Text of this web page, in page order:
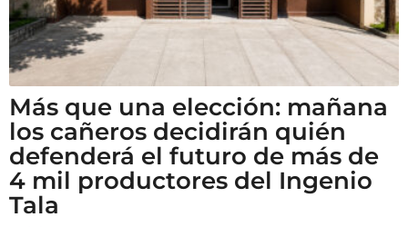
Más que una elección: mañana
los cañeros decidirán quién
defenderá el futuro de más de
4 mil productores del Ingenio
Tala